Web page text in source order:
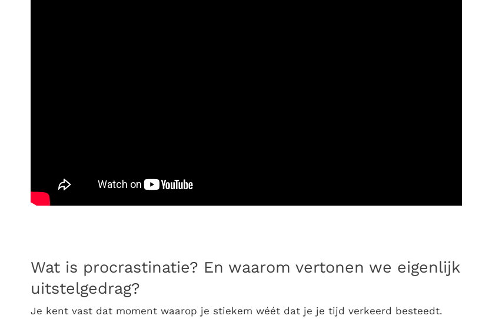
Wat is procrastinatie? En waarom vertonen we eigenlijk
uitstelgedrag?
Je kent vast dat moment waarop je stiekem wéét dat je je tijd verkeerd besteedt.